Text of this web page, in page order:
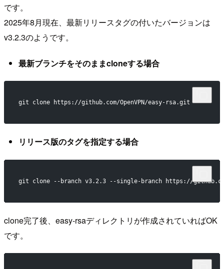
です。
2025年8月現在、最新リリースタグの付いたバージョンは
v3.2.3のようです。
最新ブランチをそのままcloneする場合
git clone https://github.com/OpenVPN/easy-rsa.git
リリース版のタグを指定する場合
git clone --branch v3.2.3 --single-branch https://
clone完了後、easy-rsaディレクトリが作成されていればOK
です。